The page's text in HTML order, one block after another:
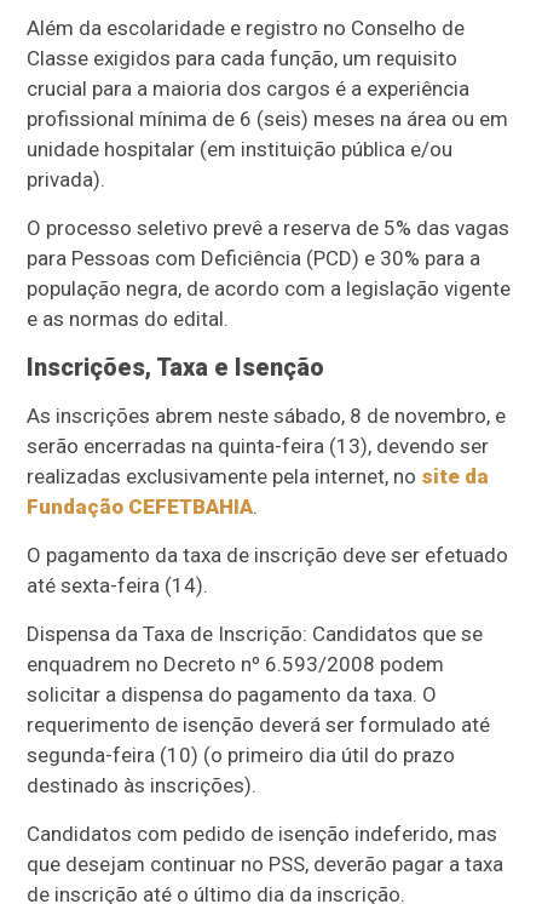
Além da escolaridade e registro no Conselho de
Classe exigidos para cada função, um requisito
crucial para a maioria dos cargos é a experiência
profissional mínima de 6 (seis) meses na área ou em
unidade hospitalar (em instituição pública e/ou
privada).
O processo seletivo prevê a reserva de 5% das vagas
para Pessoas com Deficiência (PCD) e 30% para a
população negra, de acordo com a legislação vigente
e as normas do edital.
Inscrições, Taxa e Isenção
As inscrições abrem neste sábado, 8 de novembro, e
serão encerradas na quinta-feira (13), devendo ser
realizadas exclusivamente pela internet, no site da
Fundação CEFETBAHIA.
O pagamento da taxa de inscrição deve ser efetuado
até sexta-feira (14).
Dispensa da Taxa de Inscrição: Candidatos que se
enquadrem no Decreto nº 6.593/2008 podem
solicitar a dispensa do pagamento da taxa. O
requerimento de isenção deverá ser formulado até
segunda-feira (10) (o primeiro dia útil do prazo
destinado às inscrições).
Candidatos com pedido de isenção indeferido, mas
que desejam continuar no PSS, deverão pagar a taxa
de inscrição até o último dia da inscrição.